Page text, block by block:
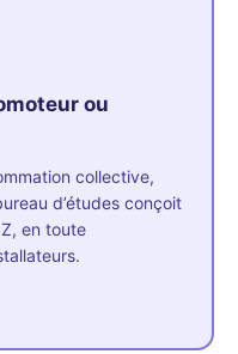
ou
collective,
d’études conçoit
en toute